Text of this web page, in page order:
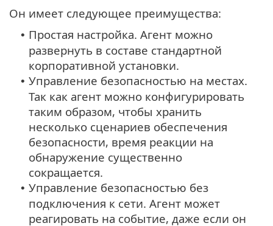
Он имеет следующее преимущества:
• Простая настройка. Агент можно
развернуть в составе стандартной
корпоративной установки.
• Управление безопасностью на местах.
Так как агент можно конфигурировать
таким образом, чтобы хранить
несколько сценариев обеспечения
безопасности, время реакции на
обнаружение существенно
сокращается.
• Управление безопасностью без
подключения к сети. Агент может
реагировать на событие, даже если он